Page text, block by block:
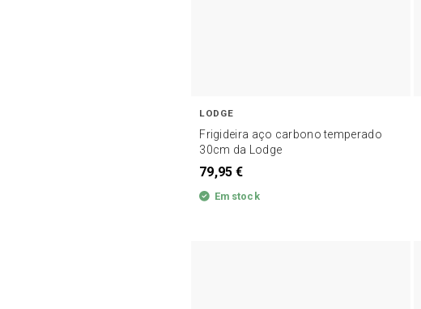
LODGE
Frigideira aço carbono temperado
30cm da Lodge
79,95 €
Em stock